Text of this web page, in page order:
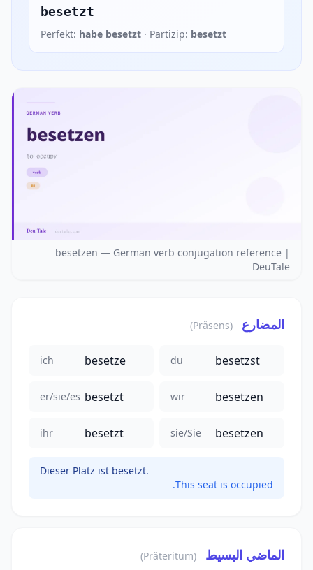
besetzt
Perfekt: habe besetzt · Partizip: besetzt
besetzen — German verb conjugation reference |
DeuTale
المضارع (Präsens)
ich besetze du besetzst
er/sie/es besetzt wir besetzen
ihr besetzt sie/Sie besetzen
Dieser Platz ist besetzt.
This seat is occupied.
الماضي البسيط (Präteritum)